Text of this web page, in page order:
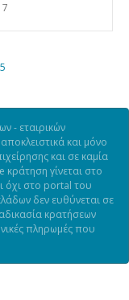
5
- εταιρικών
και μόνο
και σε καμία
γίνεται στο
όχι στο portal του
δεν ευθύνεται σε
κρατήσεων
πληρωμές που